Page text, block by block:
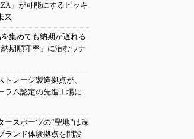
」が可能にするピッキ
来
集めても納期が遅れる
期順守率」に潜むワナ
トレージ製造拠点が、
ラム認定の先進工場に
ースポーツの“聖地”は深
ランド体験拠点を開設